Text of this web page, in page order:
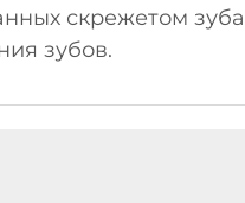
скрежетом
зубов.